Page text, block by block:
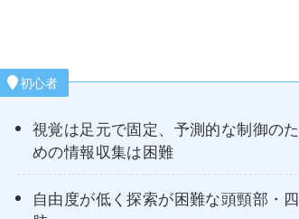
初心者
視覚は足元で固定、予測的な制御のた
めの情報収集は困難
自由度が低く探索が困難な頭頸部・四